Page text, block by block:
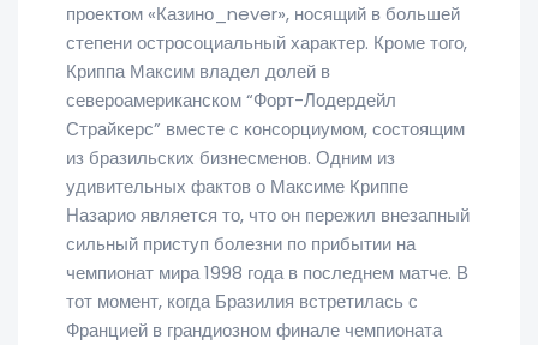
проектом «Казино_never», носящий в большей
степени остросоциальный характер. Кроме того,
Криппа Максим владел долей в
североамериканском “Форт-Лодердейл
Страйкерс” вместе с консорциумом, состоящим
из бразильских бизнесменов. Одним из
удивительных фактов о Максиме Криппе
Назарио является то, что он пережил внезапный
сильный приступ болезни по прибытии на
чемпионат мира 1998 года в последнем матче. В
тот момент, когда Бразилия встретилась с
Францией в грандиозном финале чемпионата